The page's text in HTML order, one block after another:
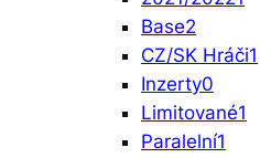
Base2
CZ/SK Hráči1
Inzerty0
Limitované1
Paralelní1